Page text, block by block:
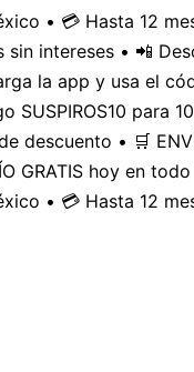
• 💳 Hasta 12
intereses • 📲
la app y usa el
SUSPIROS10 para
descuento • 🛒
GRATIS hoy en
• 💳 Hasta 12